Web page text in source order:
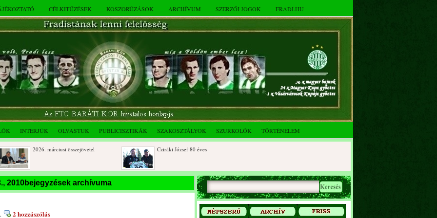
CÉLKITŰZÉSEK KOSZORÚZÁSOK ARCHÍVUM SZERZŐI JOGOK FRADI.HU
INTERJÚK OLVASTUK PUBLICISZTIKÁK SZAKOSZTÁLYOK SZURKOLÓK TÖRTÉNELEM
2026. márciusi összejövetel Cziráki József 80 éves
Rendkívüli közgyűlés és a 2025.
novemberi összejövetel
Dálnoki József 90 éves
2010bejegyzések archívuma
2 hozzászólás